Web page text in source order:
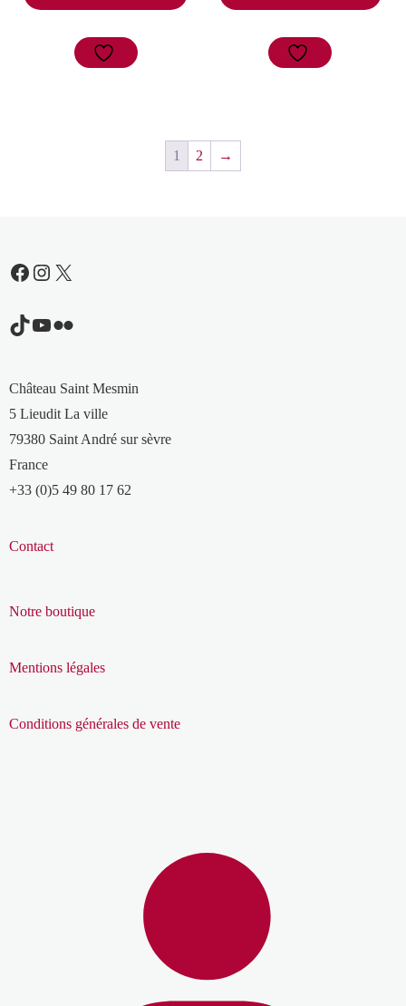
1 2 →
Facebook
Instagram
X
TikTok
YouTube
Flickr
Château Saint Mesmin
5 Lieudit La ville
79380 Saint André sur sèvre
France
+33 (0)5 49 80 17 62
Contact
Notre boutique
Mentions légales
Conditions générales de vente